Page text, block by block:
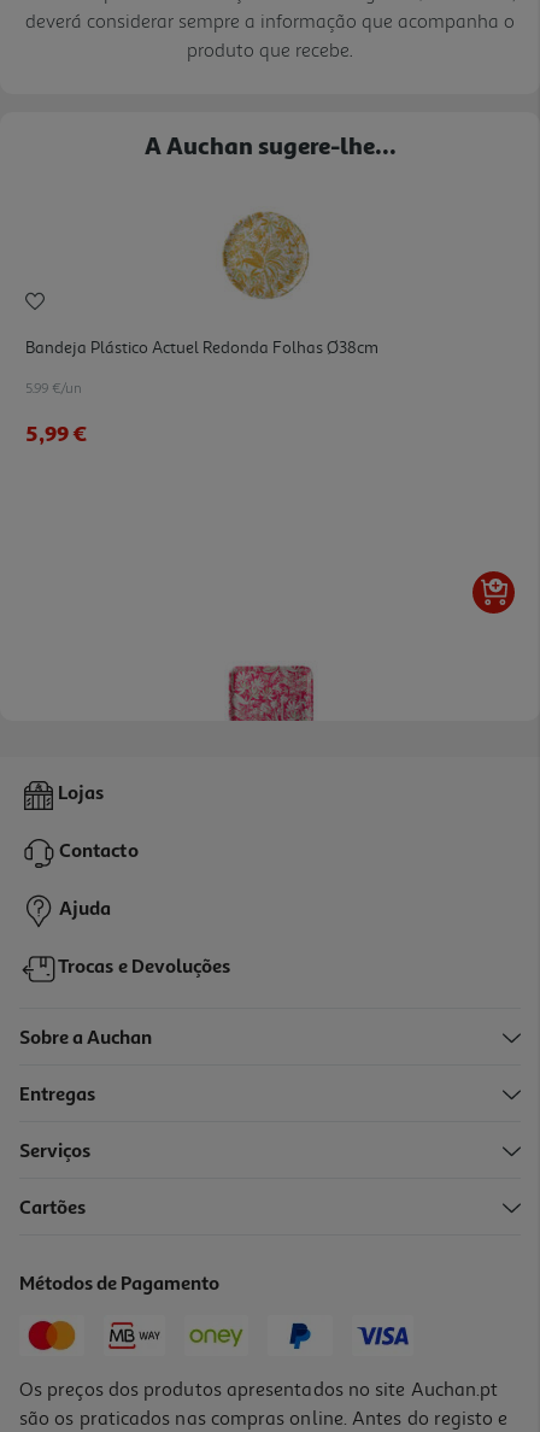
deverá considerar sempre a informação que acompanha o
produto que recebe.
A Auchan sugere-lhe...
Bandeja Plástico Actuel Redonda Folhas Ø38cm
5.99 €/un
5,99 €
Bandeja Plástico Actuel Retangular 36x26x1.8cm
2,99 €
Lojas
Contacto
Ajuda
Trocas e Devoluções
Sobre a Auchan
Entregas
Serviços
Cartões
Métodos de Pagamento
Os preços dos produtos apresentados no site Auchan.pt
são os praticados nas compras online. Antes do registo e